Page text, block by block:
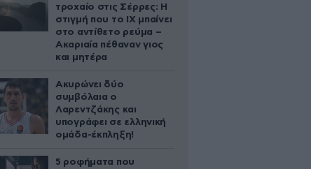
τροχαίο στις Σέρρες: Η
στιγμή που το ΙΧ μπαίνει
στο αντίθετο ρεύμα –
Ακαριαία πέθαναν γιος
και μητέρα
Ακυρώνει δύο
συμβόλαια ο
Λαρεντζάκης και
υπογράφει σε ελληνική
ομάδα-έκπληξη!
5 ροφήματα που